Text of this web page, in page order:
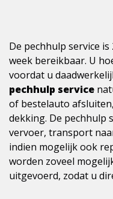
De pechhulp service
week bereikbaar. U
voordat u
pechhulp service
of bestelauto
dekking. De pechhulp
vervoer, transport
indien mogelijk ook
worden zoveel
uitgevoerd, zodat u